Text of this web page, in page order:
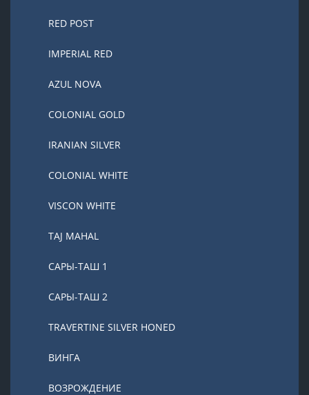
RED POST
IMPERIAL RED
AZUL NOVA
COLONIAL GOLD
IRANIAN SILVER
COLONIAL WHITE
VISCON WHITE
TAJ MAHAL
САРЫ-ТАШ 1
САРЫ-ТАШ 2
TRAVERTINE SILVER HONED
ВИНГА
ВОЗРОЖДЕНИЕ